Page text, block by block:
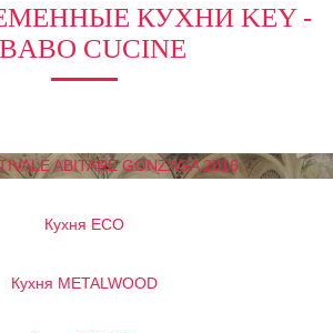
КУХНИ KEY -
CUCINE
ABITARE GONZAGA 2016
Кухня ECO
Кухня METALWOOD